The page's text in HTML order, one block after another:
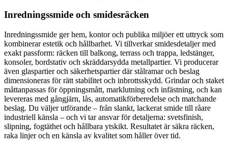
Inredningssmide och smidesräcken
Inredningssmide ger hem, kontor och publika miljöer ett uttryck som
kombinerar estetik och hållbarhet. Vi tillverkar smidesdetaljer med
exakt passform: räcken till balkong, terrass och trappa, ledstänger,
konsoler, bordstativ och skräddarsydda metallpartier. Vi producerar
även glaspartier och säkerhetspartier där stålramar och beslag
dimensioneras för rätt stabilitet och inbrottsskydd. Grindar och staket
måttanpassas för öppningsmått, marklutning och infästning, och kan
levereras med gångjärn, lås, automatikförberedelse och matchande
beslag. Du väljer utförande – från slankt, lackerat smide till råare
industriell känsla – och vi tar ansvar för detaljerna: svetsfinish,
slipning, fogtäthet och hållbara ytskikt. Resultatet är säkra räcken,
raka linjer och en känsla av kvalitet som håller över tid.